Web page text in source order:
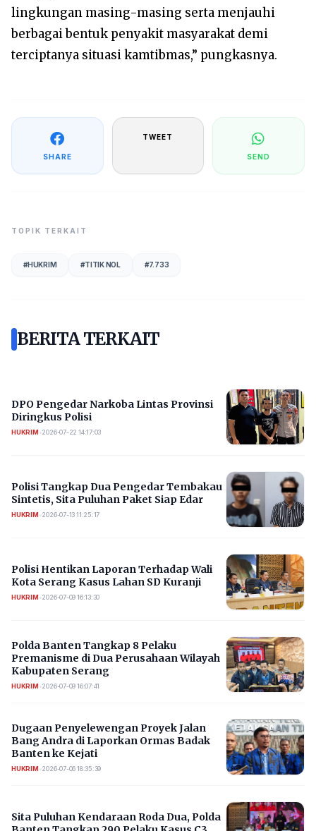
lingkungan masing-masing serta menjauhi
berbagai bentuk penyakit masyarakat demi
terciptanya situasi kamtibmas,” pungkasnya.
SHARE
TWEET
SEND
TOPIK TERKAIT
#HUKRIM #TITIK NOL #7.733
BERITA TERKAIT
DPO Pengedar Narkoba Lintas Provinsi
Diringkus Polisi
HUKRIM•2026-07-22 14:17:03
Polisi Tangkap Dua Pengedar Tembakau
Sintetis, Sita Puluhan Paket Siap Edar
HUKRIM•2026-07-13 11:25:17
Polisi Hentikan Laporan Terhadap Wali
Kota Serang Kasus Lahan SD Kuranji
HUKRIM•2026-07-09 16:13:30
Polda Banten Tangkap 8 Pelaku
Premanisme di Dua Perusahaan Wilayah
Kabupaten Serang
HUKRIM•2026-07-09 16:07:41
Dugaan Penyelewengan Proyek Jalan
Bang Andra di Laporkan Ormas Badak
Banten ke Kejati
HUKRIM•2026-07-06 18:35:39
Sita Puluhan Kendaraan Roda Dua, Polda